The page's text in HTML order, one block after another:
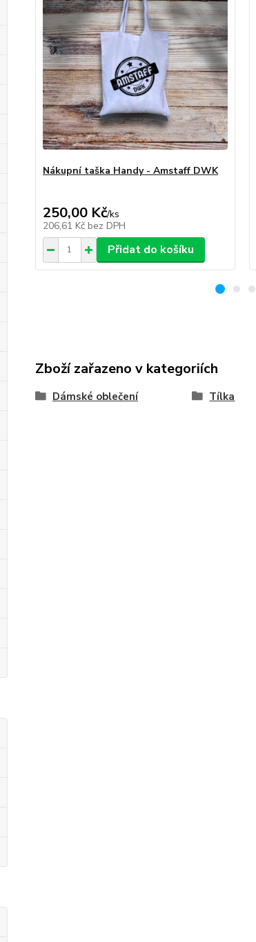
Nákupní taška Handy - Amstaff DWK
250,00 Kč/ks
206,61 Kč bez DPH
Přidat do košíku
Zboží zařazeno v kategoriích
Dámské oblečení Tílka